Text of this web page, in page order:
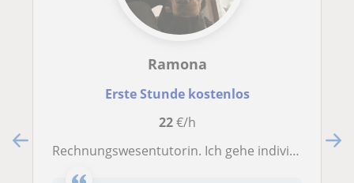
Ramona
Erste Stunde kostenlos
22€/h
Rechnungswesentutorin. Ich gehe individuell auf deine Lernziele und deinen aktuellen Wissensstand ein